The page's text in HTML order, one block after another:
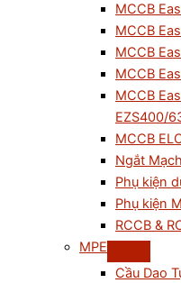
MCCB
MCCB
MCCB
MCCB
MCCB
EZS400/
MCCB
Ngắt
Phụ kiện
Phụ kiện
RCCB &
MPE
Cầu Dao